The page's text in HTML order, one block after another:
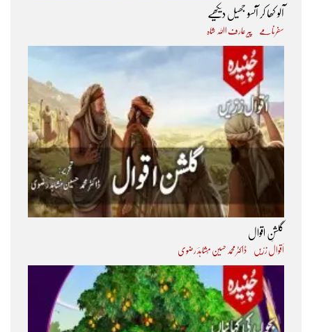
آلو کھا کر آنسو جھیل دیکھیے
سفرنامے پیر عارف اﷲ شاہ
گلشنِ اقوال
اَقوال زرّیں ڈاکٹر محمد حسین مُشاہدؔ رضوی